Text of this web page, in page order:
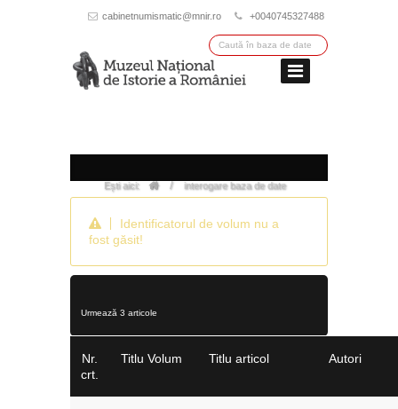
cabinetnumismatic@mnir.ro +0040745327488
Ești aici: / interogare baza de date
Identificatorul de volum nu a
fost găsit!
Urmează 3 articole
Nr.
crt.
Titlu Volum Titlu articol Autori